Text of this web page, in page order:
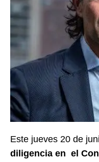
Este jueves 20 de
diligencia en el